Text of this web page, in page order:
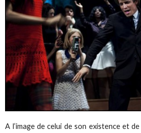
A l’image de celui de son existence et